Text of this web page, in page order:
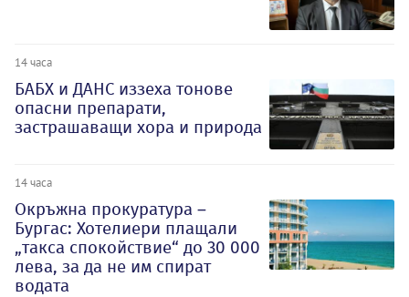
14 часа
БАБХ и ДАНС иззеха тонове
опасни препарати,
застрашаващи хора и природа
14 часа
Окръжна прокуратура –
Бургас: Хотелиери плащали
„такса спокойствие“ до 30 000
лева, за да не им спират
водата